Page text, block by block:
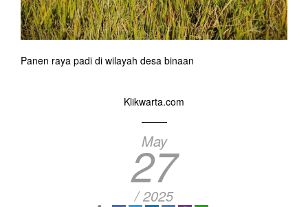
Panen raya padi di wilayah desa binaan
Klikwarta.com
May
27
/ 2025